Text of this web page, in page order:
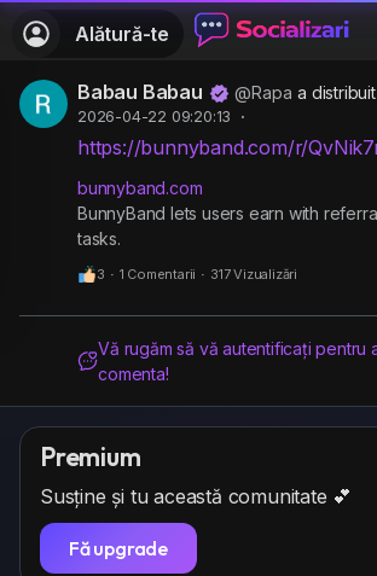
Alătură-te
Babau Babau @Rapa a
2026-04-22 09:20:13 ·
https://bunnyband.com/r/
bunnyband.com
BunnyBand lets users earn with
tasks.
3 · 1 Comentarii · 317 Vizualizări
Vă rugăm să vă autentificați pentru
comenta!
Premium
Susține și tu această comunitate 💕
Fă upgrade